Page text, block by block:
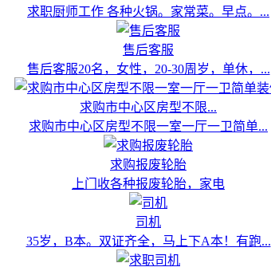
求职厨师工作 各种火锅。家常菜。早点。...
售后客服
售后客服20名，女性，20-30周岁，单休，...
求购市中心区房型不限...
求购市中心区房型不限一室一厅一卫简单...
求购报废轮胎
上门收各种报废轮胎，家电
司机
35岁，B本。双证齐全，马上下A本！有跑...